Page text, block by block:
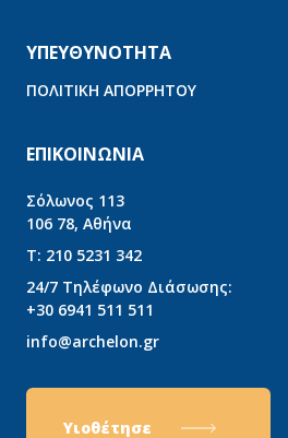
ΥΠΕΥΘΥΝΟΤΗΤΑ
ΠΟΛΙΤΙΚΗ ΑΠΟΡΡΗΤΟΥ
ΕΠΙΚΟΙΝΩΝΙΑ
Σόλωνος 113
106 78, Αθήνα
T: 210 5231 342
24/7 Τηλέφωνο Διάσωσης:
+30 6941 511 511
info@archelon.gr
Υιοθέτησε